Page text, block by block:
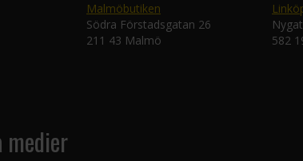
Malmöbutiken
Södra Förstadsgatan 26
211 43 Malmö
582
medier